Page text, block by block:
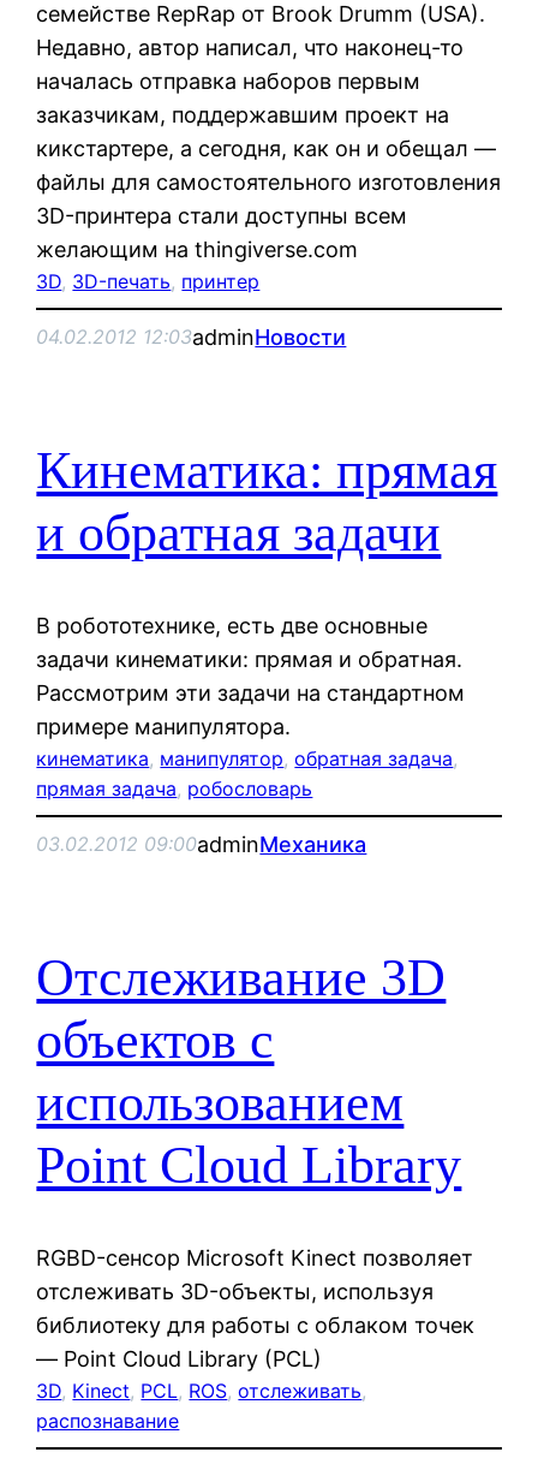
семействе RepRap от Brook Drumm (USA).
Недавно, автор написал, что наконец-то
началась отправка наборов первым
заказчикам, поддержавшим проект на
кикстартере, а сегодня, как он и обещал —
файлы для самостоятельного изготовления
3D-принтера стали доступны всем
желающим на thingiverse.com
3D, 3D-печать, принтер
04.02.2012 12:03adminНовости
Кинематика: прямая
и обратная задачи
В робототехнике, есть две основные
задачи кинематики: прямая и обратная.
Рассмотрим эти задачи на стандартном
примере манипулятора.
кинематика, манипулятор, обратная задача
прямая задача, робословарь
03.02.2012 09:00adminМеханика
Отслеживание 3D
объектов с
использованием
Point Cloud Library
RGBD-сенсор Microsoft Kinect позволяет
отслеживать 3D-объекты, используя
библиотеку для работы с облаком точек
— Point Cloud Library (PCL)
3D, Kinect, PCL, ROS, отслеживать
распознавание